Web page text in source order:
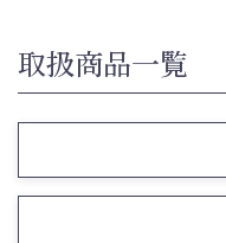
取扱商品一覧